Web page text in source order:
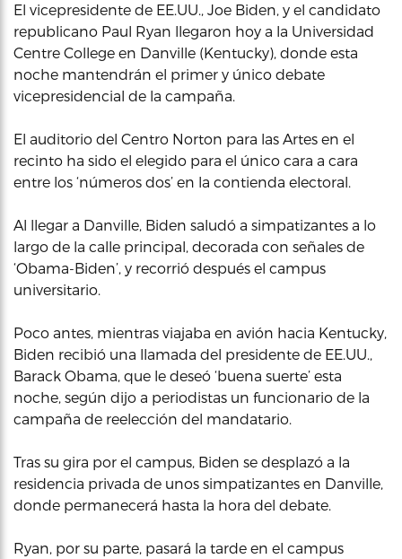
El vicepresidente de EE.UU., Joe Biden, y el candidato
republicano Paul Ryan llegaron hoy a la Universidad
Centre College en Danville (Kentucky), donde esta
noche mantendrán el primer y único debate
vicepresidencial de la campaña.
El auditorio del Centro Norton para las Artes en el
recinto ha sido el elegido para el único cara a cara
entre los ‘números dos’ en la contienda electoral.
Al llegar a Danville, Biden saludó a simpatizantes a lo
largo de la calle principal, decorada con señales de
‘Obama-Biden’, y recorrió después el campus
universitario.
Poco antes, mientras viajaba en avión hacia Kentucky,
Biden recibió una llamada del presidente de EE.UU.,
Barack Obama, que le deseó ‘buena suerte’ esta
noche, según dijo a periodistas un funcionario de la
campaña de reelección del mandatario.
Tras su gira por el campus, Biden se desplazó a la
residencia privada de unos simpatizantes en Danville,
donde permanecerá hasta la hora del debate.
Ryan, por su parte, pasará la tarde en el campus